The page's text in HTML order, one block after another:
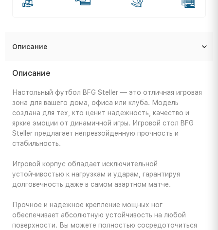
Описание
Описание
Настольный футбол BFG Steller — это отличная игровая
зона для вашего дома, офиса или клуба. Модель
создана для тех, кто ценит надежность, качество и
яркие эмоции от динамичной игры. Игровой стол BFG
Steller предлагает непревзойденную прочность и
стабильность.
Игровой корпус обладает исключительной
устойчивостью к нагрузкам и ударам, гарантируя
долговечность даже в самом азартном матче.
Прочное и надежное крепление мощных ног
обеспечивает абсолютную устойчивость на любой
поверхности. Вы можете полностью сосредоточиться